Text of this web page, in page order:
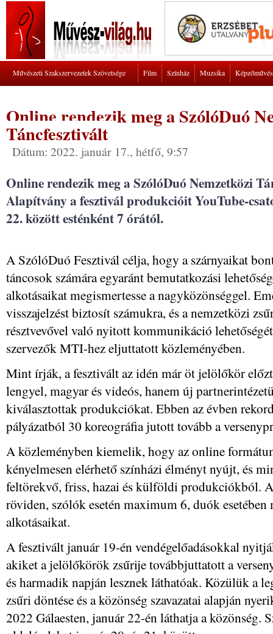
Művészeti Szakszervezetek Szövetsége Film Színház Muzsika
Online rendezik meg a SzólóDuó
Táncfesztivált
Dátum: 2022. január 17., hétfő, 9:57
Online rendezik meg a SzólóDuó Nemzetközi
Alapítvány a fesztivál produkcióit YouTube-
22. között esténként 7 órától.
A SzólóDuó Fesztivál célja, hogy a szárnyaikat
táncosok számára egyaránt bemutatkozási
alkotásaikat megismertesse a nagyközönséggel.
visszajelzést biztosít számukra, és a nemzetközi
résztvevővel való nyitott kommunikáció
szervezők MTI-hez eljuttatott közleményében.
Mint írják, a fesztivált az idén már öt jelölőkör
lengyel, magyar és videós, hanem új
kiválasztottak produkciókat. Ebben az évben
pályázatból 30 koreográfia jutott tovább a
A közleményben kiemelik, hogy az online
kényelmesen elérhető színházi élményt nyújt, és
feltörekvő, friss, hazai és külföldi produkciókból.
röviden, szólók esetén maximum 6, duók
alkotásaikat.
A fesztivált január 19-én vendégelőadásokkal
akiket a jelölőkörök zsűrije továbbjuttatott a
és harmadik napján lesznek láthatóak. Közülük a
zsűri döntése és a közönség szavazatai alapján
2022 Gálaesten, január 22-én láthatja a közönség.